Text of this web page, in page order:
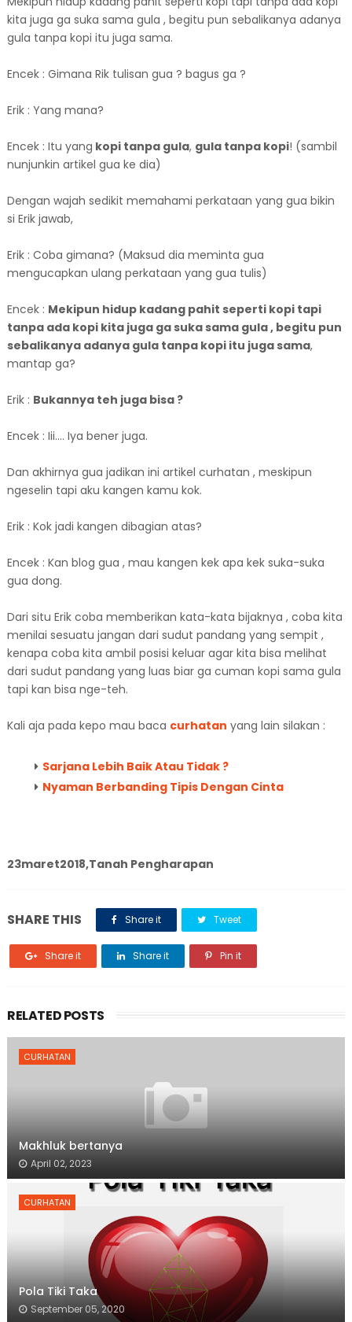
kita juga ga suka sama gula , begitu pun sebalikanya adanya
gula tanpa kopi itu juga sama.
Encek : Gimana Rik tulisan gua ? bagus ga ?
Erik : Yang mana?
Encek : Itu yang kopi tanpa gula, gula tanpa kopi! (sambil
nunjunkin artikel gua ke dia)
Dengan wajah sedikit memahami perkataan yang gua bikin
si Erik jawab,
Erik : Coba gimana? (Maksud dia meminta gua
mengucapkan ulang perkataan yang gua tulis)
Encek : Mekipun hidup kadang pahit seperti kopi tapi
tanpa ada kopi kita juga ga suka sama gula , begitu pun
sebalikanya adanya gula tanpa kopi itu juga sama,
mantap ga?
Erik : Bukannya teh juga bisa ?
Encek : Iii.... Iya bener juga.
Dan akhirnya gua jadikan ini artikel curhatan , meskipun
ngeselin tapi aku kangen kamu kok.
Erik : Kok jadi kangen dibagian atas?
Encek : Kan blog gua , mau kangen kek apa kek suka-suka
gua dong.
Dari situ Erik coba memberikan kata-kata bijaknya , coba kita
menilai sesuatu jangan dari sudut pandang yang sempit ,
kenapa coba kita ambil posisi keluar agar kita bisa melihat
dari sudut pandang yang luas biar ga cuman kopi sama gula
tapi kan bisa nge-teh.
Kali aja pada kepo mau baca curhatan yang lain silakan :
Sarjana Lebih Baik Atau Tidak ?
Nyaman Berbanding Tipis Dengan Cinta
23maret2018,Tanah Pengharapan
SHARE THIS Share it Tweet
Share it Share it Pin it
RELATED POSTS
CURHATAN
Makhluk bertanya
April 02, 2023
CURHATAN
Pola Tiki Taka
September 05, 2020